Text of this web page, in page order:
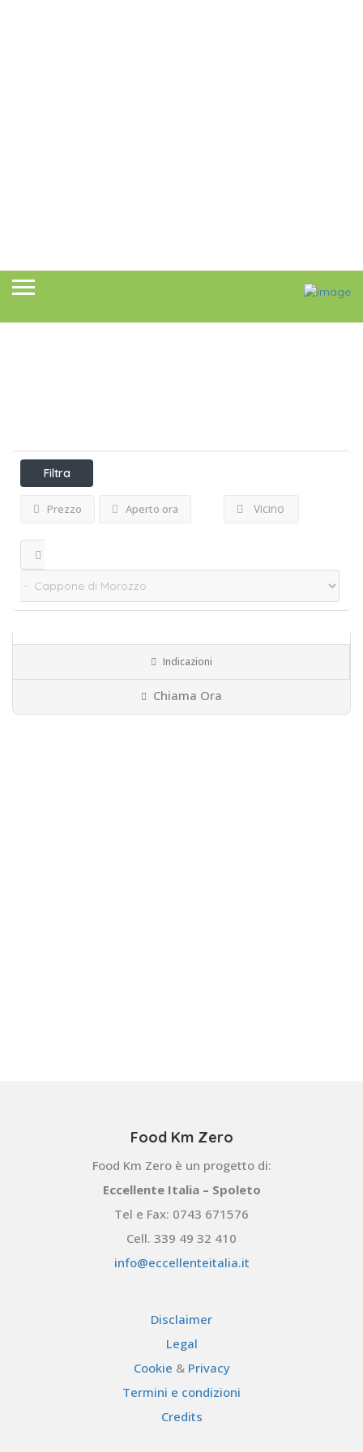
Filtra
Prezzo Aperto ora Vicino
Avagnina Alessandro..
Indicazioni
Chiama Ora
Food Km Zero
Food Km Zero è un progetto di:
Eccellente Italia – Spoleto
Tel e Fax: 0743 671576
Cell. 339 49 32 410
info@eccellenteitalia.it
Disclaimer
Legal
Cookie & Privacy
Termini e condizioni
Credits